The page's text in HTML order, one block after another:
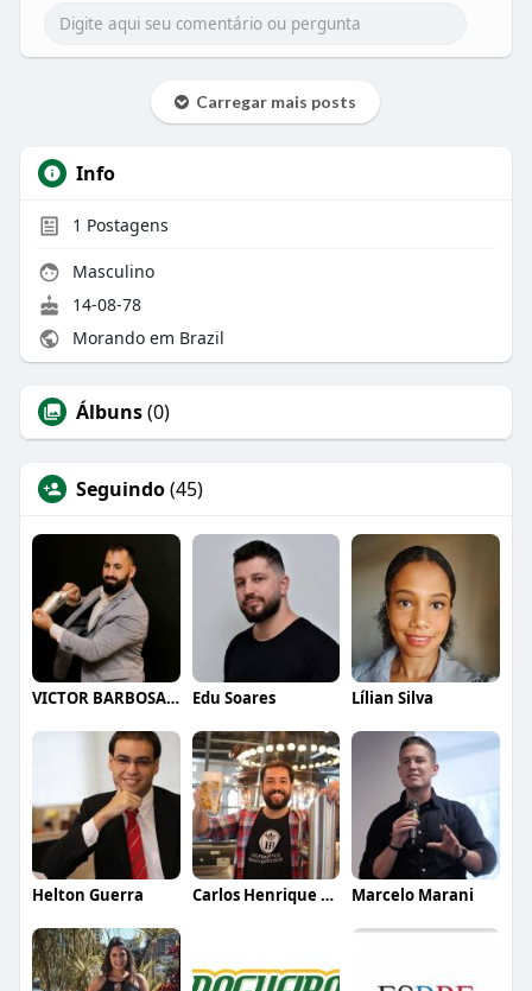
Carregar mais posts
Info
1 Postagens
Masculino
14-08-78
Morando em Brazil
Álbuns(0)
Seguindo(45)
VICTOR BARBOSA QUARANTA Edu Soares Lílian Silva
Helton Guerra Carlos Henrique de Faria Vasconcelos Marcelo Marani